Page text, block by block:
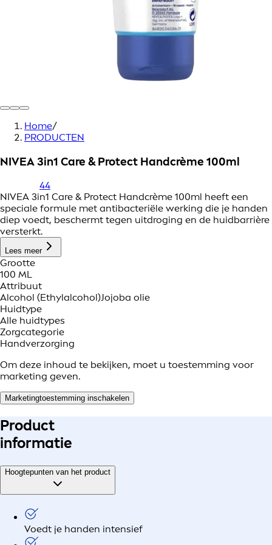
Home/
PRODUCTEN
NIVEA 3in1 Care & Protect Handcrème 100ml
44
NIVEA 3in1 Care & Protect Handcrème 100ml heeft een
speciale formule met antibacteriële werking die je handen
diep voedt, beschermt tegen uitdroging en de huidbarrière
versterkt.
Lees meer
Grootte
100 ML
Attribuut
Alcohol (Ethylalcohol)Jojoba olie
Huidtype
Alle huidtypes
Zorgcategorie
Handverzorging
Om deze inhoud te bekijken, moet u toestemming voor
marketing geven.
Marketingtoestemming inschakelen
Product
informatie
Hoogtepunten van het product
Voedt je handen intensief